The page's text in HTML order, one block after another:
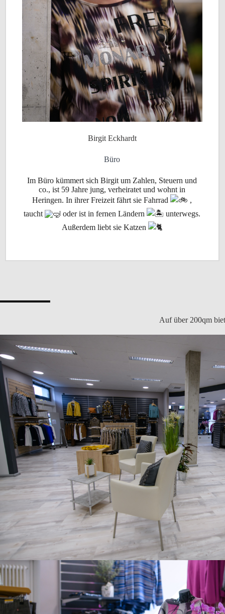
Birgit Eckhardt
Büro
Im Büro kümmert sich Birgit um Zahlen, Steuern und
co., ist 59 Jahre jung, verheiratet und wohnt in
Heringen. In ihrer Freizeit fährt sie Fahrrad
,
taucht
oder ist in fernen Ländern
unterwegs.
Außerdem liebt sie Katzen
Auf über 200qm